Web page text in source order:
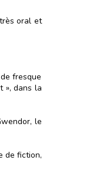
oral et
fresque
», dans la
le
de fiction,